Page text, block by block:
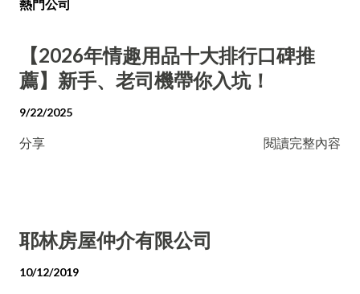
熱門公司
【2026年情趣用品十大排行口碑推
薦】新手、老司機帶你入坑！
9/22/2025
分享 閱讀完整內容
耶林房屋仲介有限公司
10/12/2019